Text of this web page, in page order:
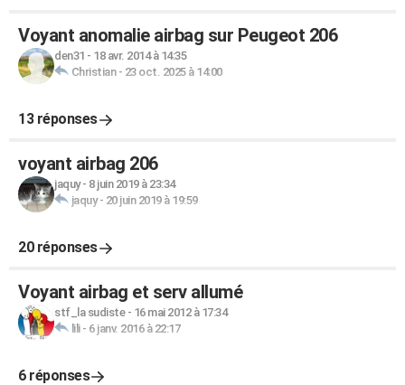
Voyant anomalie airbag sur Peugeot 206
den31 - 18 avr. 2014 à 14:35
Christian- 23 oct. 2025 à 14:00
13 réponses
voyant airbag 206
jaquy- 8 juin 2019 à 23:34
jaquy- 20 juin 2019 à 19:59
20 réponses
Voyant airbag et serv allumé
stf_la sudiste- 16 mai 2012 à 17:34
lili- 6 janv. 2016 à 22:17
6 réponses